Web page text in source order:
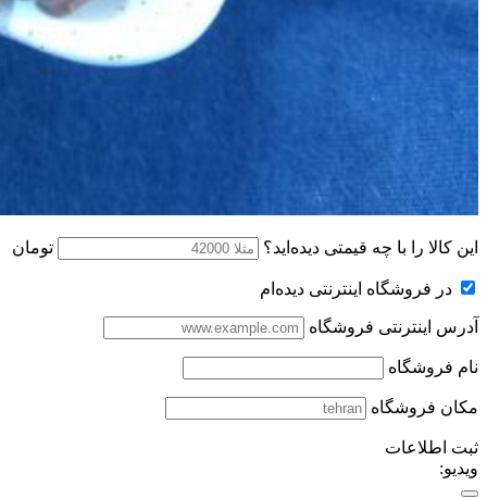
این کالا را با چه قیمتی دیده‌اید؟ تومان
در فروشگاه اینترنتی دیده‌ام
آدرس اینترنتی فروشگاه
نام فروشگاه
مکان فروشگاه
ثبت اطلاعات
ویدیو: